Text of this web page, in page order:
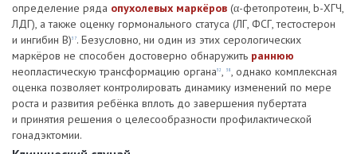
определение ряда опухолевых маркёров (α-фетопротеин, b-ХГЧ,
ЛДГ), а также оценку гормонального статуса (ЛГ, ФСГ, тестостерон
и ингибин В)37. Безусловно, ни один из этих серологических
маркёров не способен достоверно обнаружить раннюю
неопластическую трансформацию органа32, 38, однако комплексная
оценка позволяет контролировать динамику изменений по мере
роста и развития ребёнка вплоть до завершения пубертата
и принятия решения о целесообразности профилактической
гонадэктомии.